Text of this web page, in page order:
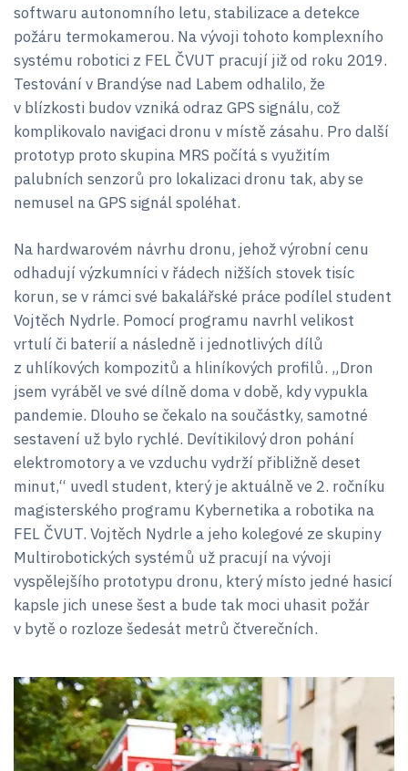
softwaru autonomního letu, stabilizace a detekce
požáru termokamerou. Na vývoji tohoto komplexního
systému robotici z FEL ČVUT pracují již od roku 2019.
Testování v Brandýse nad Labem odhalilo, že
v blízkosti budov vzniká odraz GPS signálu, což
komplikovalo navigaci dronu v místě zásahu. Pro další
prototyp proto skupina MRS počítá s využitím
palubních senzorů pro lokalizaci dronu tak, aby se
nemusel na GPS signál spoléhat.
Na hardwarovém návrhu dronu, jehož výrobní cenu
odhadují výzkumníci v řádech nižších stovek tisíc
korun, se v rámci své bakalářské práce podílel student
Vojtěch Nydrle. Pomocí programu navrhl velikost
vrtulí či baterií a následně i jednotlivých dílů
z uhlíkových kompozitů a hliníkových profilů. „Dron
jsem vyráběl ve své dílně doma v době, kdy vypukla
pandemie. Dlouho se čekalo na součástky, samotné
sestavení už bylo rychlé. Devítikilový dron pohání
elektromotory a ve vzduchu vydrží přibližně deset
minut,“ uvedl student, který je aktuálně ve 2. ročníku
magisterského programu Kybernetika a robotika na
FEL ČVUT. Vojtěch Nydrle a jeho kolegové ze skupiny
Multirobotických systémů už pracují na vývoji
vyspělejšího prototypu dronu, který místo jedné hasicí
kapsle jich unese šest a bude tak moci uhasit požár
v bytě o rozloze šedesát metrů čtverečních.